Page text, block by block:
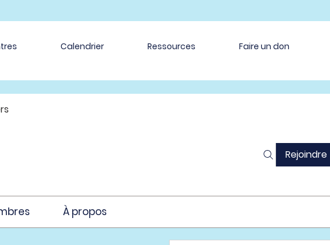
Calendrier Ressources Faire un don
Rejoindre
À propos